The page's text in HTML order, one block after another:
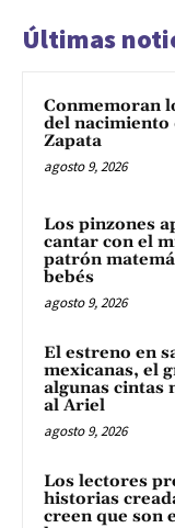
Últimas
Conmemoran
del nacimiento
Zapata
agosto 9, 2026
Los pinzones
cantar con el
patrón
bebés
agosto 9, 2026
El estreno en
mexicanas, el
algunas cintas
al Ariel
agosto 9, 2026
Los lectores
historias
creen que son